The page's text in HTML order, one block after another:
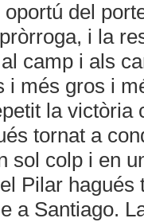
del
i la
camp i als
i més gros i
la victòria
tornat a
sol colp i en
Pilar hagués
a Santiago.